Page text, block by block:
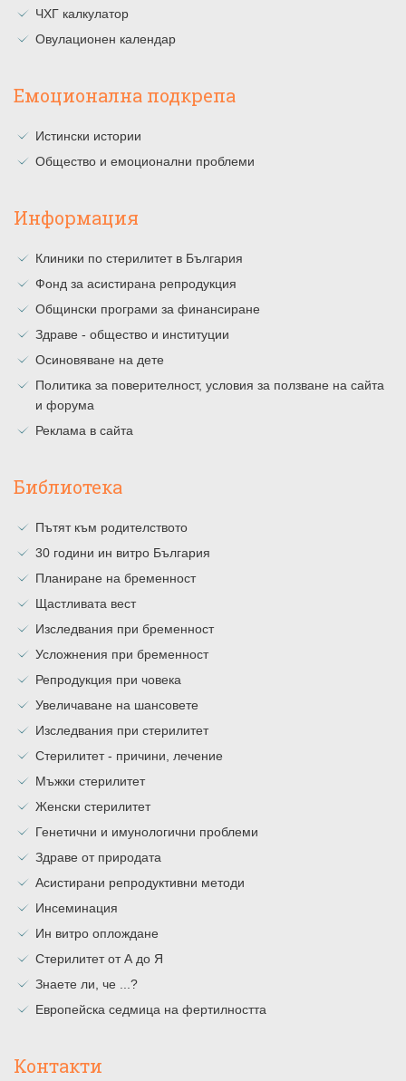
ЧХГ калкулатор
Овулационен календар
Емоционална подкрепа
Истински истории
Общество и емоционални проблеми
Информация
Клиники по стерилитет в България
Фонд за асистирана репродукция
Общински програми за финансиране
Здраве - общество и институции
Осиновяване на дете
Политика за поверителност, условия за ползване на сайта
и форума
Реклама в сайта
Библиотека
Пътят към родителството
30 години ин витро България
Планиране на бременност
Щастливата вест
Изследвания при бременност
Усложнения при бременност
Репродукция при човека
Увеличаване на шансовете
Изследвания при стерилитет
Стерилитет - причини, лечение
Мъжки стерилитет
Женски стерилитет
Генетични и имунологични проблеми
Здраве от природата
Асистирани репродуктивни методи
Инсеминация
Ин витро оплождане
Стерилитет от А до Я
Знаете ли, че ...?
Европейска седмица на фертилността
Контакти